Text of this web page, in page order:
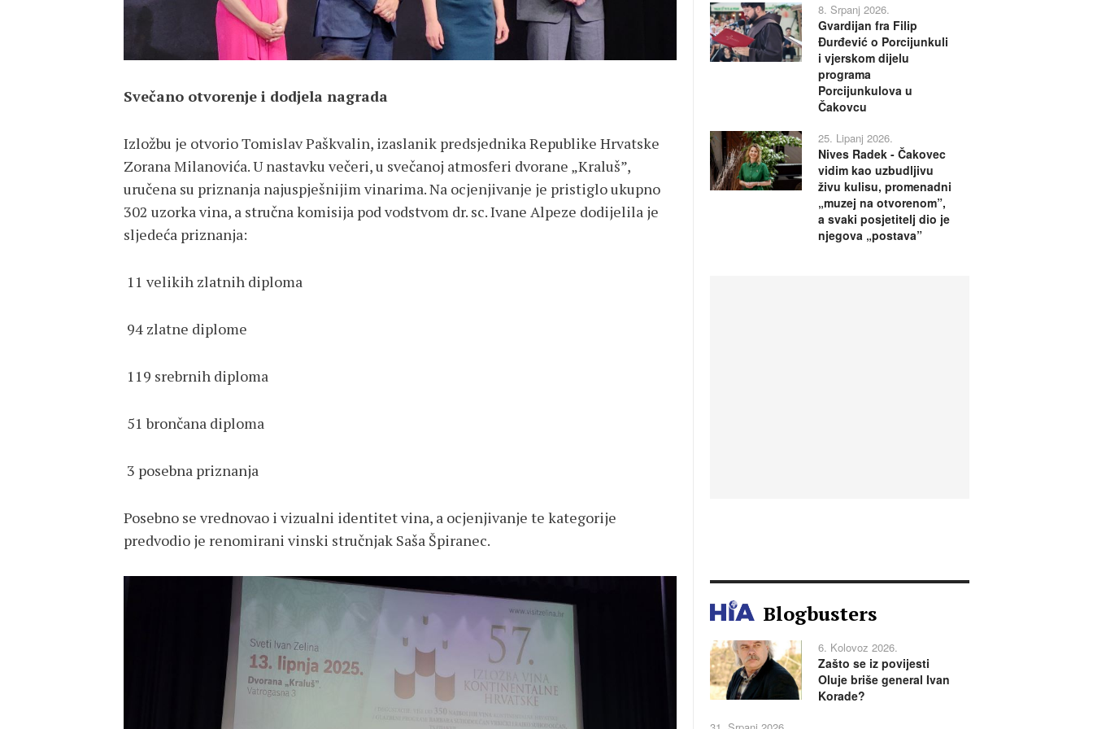
Svečano otvorenje i dodjela nagrada
Izložbu je otvorio Tomislav Paškvalin, izaslanik predsjednika Republike Hrvatske
Zorana Milanovića. U nastavku večeri, u svečanoj atmosferi dvorane „Kraluš”,
uručena su priznanja najuspješnijim vinarima. Na ocjenjivanje je pristiglo ukupno
302 uzorka vina, a stručna komisija pod vodstvom dr. sc. Ivane Alpeze dodijelila je
sljedeća priznanja:
11 velikih zlatnih diploma
94 zlatne diplome
119 srebrnih diploma
51 brončana diploma
3 posebna priznanja
Posebno se vrednovao i vizualni identitet vina, a ocjenjivanje te kategorije
predvodio je renomirani vinski stručnjak Saša Špiranec.
8. Srpanj 2026.
Gvardijan fra Filip
Đurđević o Porcijunkuli
i vjerskom dijelu
programa
Porcijunkulova u
Čakovcu
25. Lipanj 2026.
Nives Radek - Čakovec
vidim kao uzbudljivu
živu kulisu, promenadni
„muzej na otvorenom”,
a svaki posjetitelj dio je
njegova „postava”
Blogbusters
6. Kolovoz 2026.
Zašto se iz povijesti
Oluje briše general Ivan
Korade?